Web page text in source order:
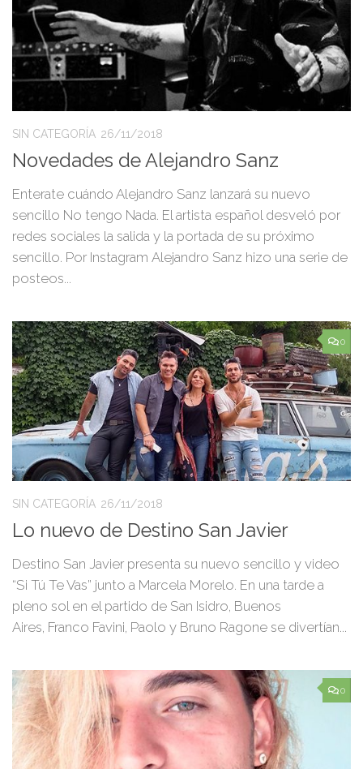
SIN CATEGORÍA 26/11/2018
Novedades de Alejandro Sanz
Enterate cuándo Alejandro Sanz lanzará su nuevo
sencillo No tengo Nada. El artista español desveló por
redes sociales la salida y la portada de su próximo
sencillo. Por Instagram Alejandro Sanz hizo una serie de
posteos...
0
SIN CATEGORÍA 26/11/2018
Lo nuevo de Destino San Javier
Destino San Javier presenta su nuevo sencillo y video
“Si Tú Te Vas” junto a Marcela Morelo. En una tarde a
pleno sol en el partido de San Isidro, Buenos
Aires, Franco Favini, Paolo y Bruno Ragone se divertían...
0